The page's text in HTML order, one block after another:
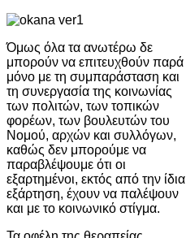
Όμως όλα τα ανωτέρω δε
μπορούν να επιτευχθούν παρά
μόνο με τη συμπαράσταση και
τη συνεργασία της κοινωνίας
των πολιτών, των τοπικών
φορέων, των βουλευτών του
Νομού, αρχών και συλλόγων,
καθώς δεν μπορούμε να
παραβλέψουμε ότι οι
εξαρτημένοι, εκτός από την ίδια
εξάρτηση, έχουν να παλέψουν
και με το κοινωνικό στίγμα.